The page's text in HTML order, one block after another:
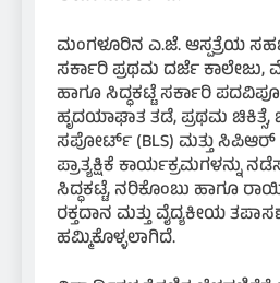
ಮಂಗಳೂರಿನ ಎ.ಜೆ. ಆಸ್ಪತ್ರೆಯ
ಸರ್ಕಾರಿ ಪ್ರಥಮ ದರ್ಜೆ
ಹಾಗೂ ಸಿದ್ಧಕಟ್ಟೆ ಸರ್ಕಾರಿ
ಹೃದಯಾಘಾತ ತಡೆ, ಪ್ರಥಮ
ಸಪೋರ್ಟ್ (BLS) ಮತ್ತು ಸಿಪಿಆರ್
ಪ್ರಾತ್ಯಕ್ಷಿಕೆ ಕಾರ್ಯಕ್ರಮಗಳನ್ನು
ಸಿದ್ಧಕಟ್ಟೆ, ನರಿಕೊಂಬು ಹಾಗೂ
ರಕ್ತದಾನ ಮತ್ತು ವೈದ್ಯಕೀಯ
ಹಮ್ಮಿಕೊಳ್ಳಲಾಗಿದೆ.